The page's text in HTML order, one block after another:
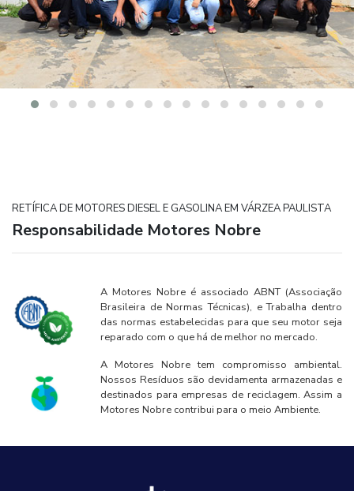
RETÍFICA DE MOTORES DIESEL E GASOLINA EM VÁRZEA PAULISTA
Responsabilidade Motores Nobre
A Motores Nobre é associado ABNT (Associação
Brasileira de Normas Técnicas), e Trabalha dentro
das normas estabelecidas para que seu motor seja
reparado com o que há de melhor no mercado.
A Motores Nobre tem compromisso ambiental.
Nossos Resíduos são devidamenta armazenadas e
destinados para empresas de reciclagem. Assim a
Motores Nobre contribui para o meio Ambiente.